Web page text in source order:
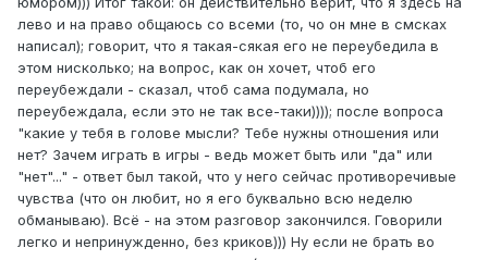
лево и на право общаюсь со всеми (то, чо он мне в смсках
написал); говорит, что я такая-сякая его не переубедила в
этом нисколько; на вопрос, как он хочет, чтоб его
переубеждали - сказал, чтоб сама подумала, но
переубеждала, если это не так все-таки)))); после вопроса
"какие у тебя в голове мысли? Тебе нужны отношения или
нет? Зачем играть в игры - ведь может быть или "да" или
"нет"..." - ответ был такой, что у него сейчас противоречивые
чувства (что он любит, но я его буквально всю неделю
обманываю). Всё - на этом разговор закончился. Говорили
легко и непринужденно, без криков))) Ну если не брать во